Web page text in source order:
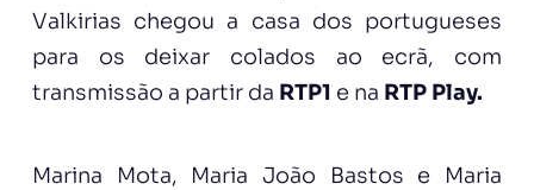
Valkirias chegou a casa dos portugueses
para os deixar colados ao ecrã, com
transmissão a partir da RTP1 e na RTP Play.
Marina Mota, Maria João Bastos e Maria